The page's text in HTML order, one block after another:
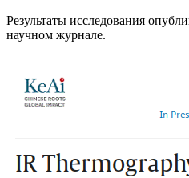
Результаты исследования
научном журнале.